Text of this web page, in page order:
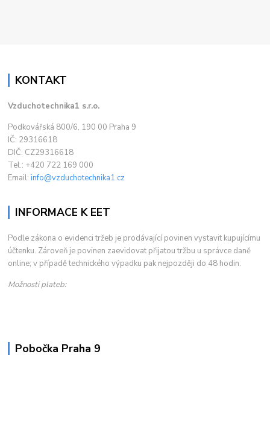
KONTAKT
Vzduchotechnika1 s.r.o.
Podkovářská 800/6, 190 00 Praha 9
IČ: 29316618
DIČ: CZ29316618
Tel.: +420 722 169 000
Email:info@vzduchotechnika1.cz
INFORMACE K EET
Podle zákona o evidenci tržeb je prodávající povinen vystavit kupujícímu
účtenku. Zároveň je povinen zaevidovat přijatou tržbu u správce daně
online; v případě technického výpadku pak nejpozději do 48 hodin.
Možnosti plateb:
Pobočka Praha 9